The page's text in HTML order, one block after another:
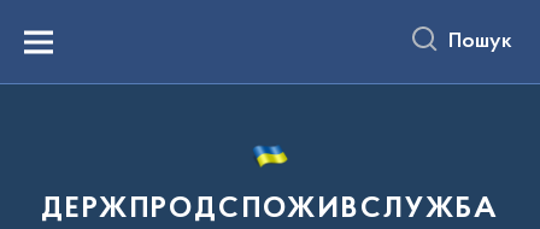
вмістуMenu Пошук
ДЕРЖПРОДСПОЖИВСЛУЖБА